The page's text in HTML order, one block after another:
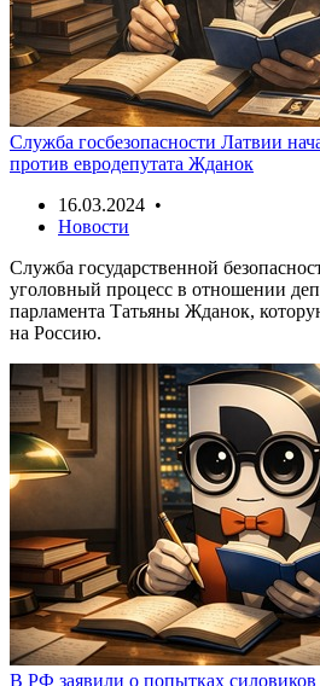
Служба госбезопасности Латвии
против евродепутата Жданок
16.03.2024 •
Новости
Служба государственной
уголовный процесс в отношении
парламента Татьяны Жданок,
на Россию.
В РФ заявили о попытках